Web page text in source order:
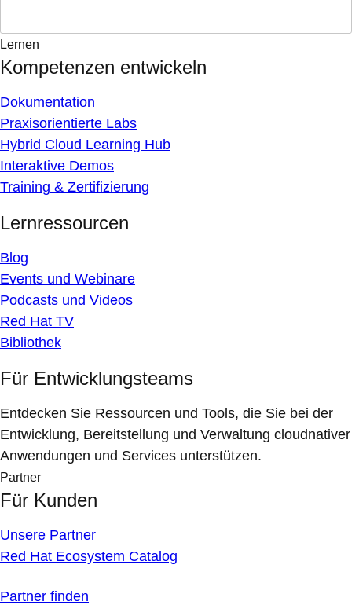
Lernen
Kompetenzen entwickeln
Dokumentation
Praxisorientierte Labs
Hybrid Cloud Learning Hub
Interaktive Demos
Training & Zertifizierung
Lernressourcen
Blog
Events und Webinare
Podcasts und Videos
Red Hat TV
Bibliothek
Für Entwicklungsteams
Entdecken Sie Ressourcen und Tools, die Sie bei der
Entwicklung, Bereitstellung und Verwaltung cloudnativer
Anwendungen und Services unterstützen.
Partner
Für Kunden
Unsere Partner
Red Hat Ecosystem Catalog
Partner finden